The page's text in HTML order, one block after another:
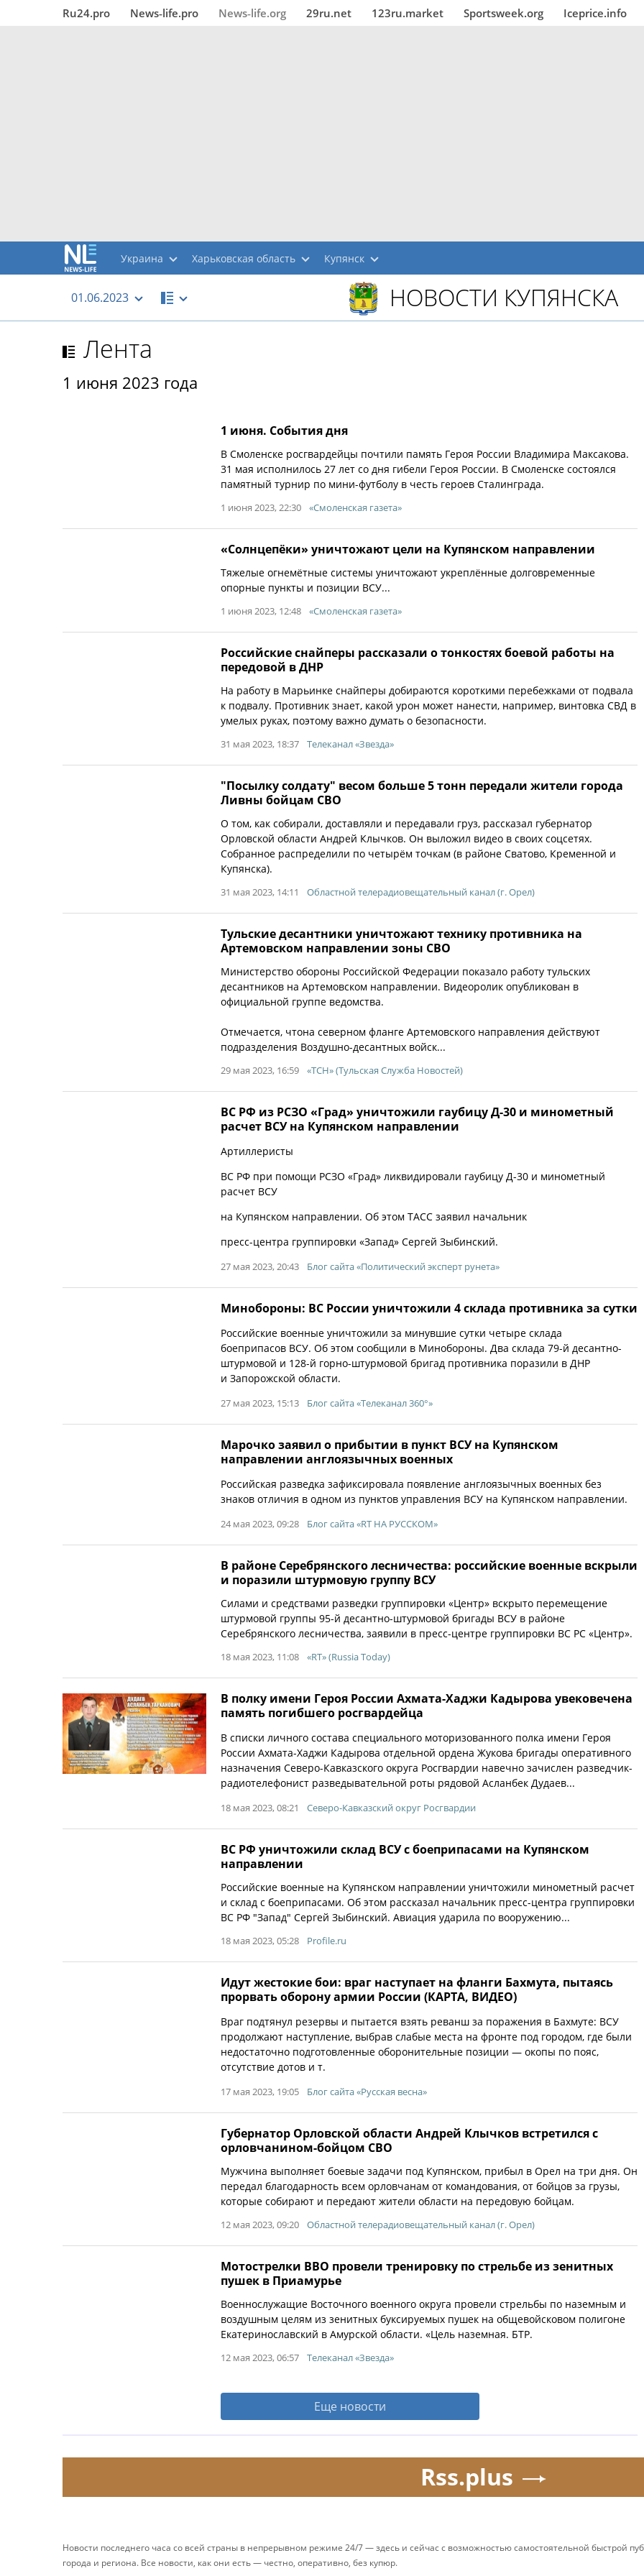
Ru24.pro News‑life.pro News‑life.org 29ru.net 123ru.market Sportsweek.org Iceprice.info
Украина Харьковская область Купянск
01.06.2023 НОВОСТИ КУПЯНСКА
Лента
1 июня 2023 года
1 июня. События дня
В Смоленске росгвардейцы почтили память Героя России Владимира Максакова.
31 мая исполнилось 27 лет со дня гибели Героя России. В Смоленске состоялся
памятный турнир по мини-футболу в честь героев Сталинграда.
1 июня 2023, 22:30 «Смоленская газета»
«Солнцепёки» уничтожают цели на Купянском направлении
Тяжелые огнемётные системы уничтожают укреплённые долговременные
опорные пункты и позиции ВСУ...
1 июня 2023, 12:48 «Смоленская газета»
Российские снайперы рассказали о тонкостях боевой работы на
передовой в ДНР
На работу в Марьинке снайперы добираются короткими перебежками от подвала
к подвалу. Противник знает, какой урон может нанести, например, винтовка СВД в
умелых руках, поэтому важно думать о безопасности.
31 мая 2023, 18:37 Телеканал «Звезда»
"Посылку солдату" весом больше 5 тонн передали жители города
Ливны бойцам СВО
О том, как собирали, доставляли и передавали груз, рассказал губернатор
Орловской области Андрей Клычков. Он выложил видео в своих соцсетях.
Собранное распределили по четырём точкам (в районе Сватово, Кременной и
Купянска).
31 мая 2023, 14:11 Областной телерадиовещательный канал (г. Орел)
Тульские десантники уничтожают технику противника на
Артемовском направлении зоны СВО
Министерство обороны Российской Федерации показало работу тульских
десантников на Артемовском направлении. Видеоролик опубликован в
официальной группе ведомства.
Отмечается, чтона северном фланге Артемовского направления действуют
подразделения Воздушно-десантных войск...
29 мая 2023, 16:59 «ТСН» (Тульская Служба Новостей)
ВС РФ из РСЗО «Град» уничтожили гаубицу Д-30 и минометный
расчет ВСУ на Купянском направлении
Артиллеристы
ВС РФ при помощи РСЗО «Град» ликвидировали гаубицу Д-30 и минометный
расчет ВСУ
на Купянском направлении. Об этом ТАСС заявил начальник
пресс-центра группировки «Запад» Сергей Зыбинский.
27 мая 2023, 20:43 Блог сайта «Политический эксперт рунета»
Минобороны: ВС России уничтожили 4 склада противника за сутки
Российские военные уничтожили за минувшие сутки четыре склада
боеприпасов ВСУ. Об этом сообщили в Минобороны. Два склада 79-й десантно-
штурмовой и 128-й горно-штурмовой бригад противника поразили в ДНР
и Запорожской области.
27 мая 2023, 15:13 Блог сайта «Телеканал 360°»
Марочко заявил о прибытии в пункт ВСУ на Купянском
направлении англоязычных военных
Российская разведка зафиксировала появление англоязычных военных без
знаков отличия в одном из пунктов управления ВСУ на Купянском направлении.
24 мая 2023, 09:28 Блог сайта «RT НА РУССКОМ»
В районе Серебрянского лесничества: российские военные вскрыли
и поразили штурмовую группу ВСУ
Силами и средствами разведки группировки «Центр» вскрыто перемещение
штурмовой группы 95-й десантно-штурмовой бригады ВСУ в районе
Серебрянского лесничества, заявили в пресс-центре группировки ВС РС «Центр».
18 мая 2023, 11:08 «RT» (Russia Today)
В полку имени Героя России Ахмата-Хаджи Кадырова увековечена
память погибшего росгвардейца
В списки личного состава специального моторизованного полка имени Героя
России Ахмата-Хаджи Кадырова отдельной ордена Жукова бригады оперативного
назначения Северо-Кавказского округа Росгвардии навечно зачислен разведчик-
радиотелефонист разведывательной роты рядовой Асланбек Дудаев...
18 мая 2023, 08:21 Северо-Кавказский округ Росгвардии
ВС РФ уничтожили склад ВСУ с боеприпасами на Купянском
направлении
Российские военные на Купянском направлении уничтожили минометный расчет
и склад с боеприпасами. Об этом рассказал начальник пресс-центра группировки
ВС РФ "Запад" Сергей Зыбинский. Авиация ударила по вооружению...
18 мая 2023, 05:28 Profile.ru
Идут жестокие бои: враг наступает на фланги Бахмута, пытаясь
прорвать оборону армии России (КАРТА, ВИДЕО)
Враг подтянул резервы и пытается взять реванш за поражения в Бахмуте: ВСУ
продолжают наступление, выбрав слабые места на фронте под городом, где были
недостаточно подготовленные оборонительные позиции — окопы по пояс,
отсутствие дотов и т.
17 мая 2023, 19:05 Блог сайта «Русская весна»
Губернатор Орловской области Андрей Клычков встретился с
орловчанином-бойцом СВО
Мужчина выполняет боевые задачи под Купянском, прибыл в Орел на три дня. Он
передал благодарность всем орловчанам от командования, от бойцов за грузы,
которые собирают и передают жители области на передовую бойцам.
12 мая 2023, 09:20 Областной телерадиовещательный канал (г. Орел)
Мотострелки ВВО провели тренировку по стрельбе из зенитных
пушек в Приамурье
Военнослужащие Восточного военного округа провели стрельбы по наземным и
воздушным целям из зенитных буксируемых пушек на общевойсковом полигоне
Екатеринославский в Амурской области. «Цель наземная. БТР.
12 мая 2023, 06:57 Телеканал «Звезда»
Еще новости
Rss.plus
Новости последнего часа со всей страны в непрерывном режиме 24/7 — здесь и сейчас с возможностью самостоятельной быстрой
города и региона. Все новости, как они есть — честно, оперативно, без купюр.